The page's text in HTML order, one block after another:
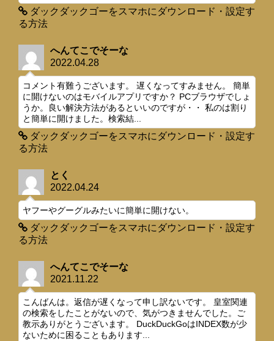
ダックダックゴーをスマホにダウンロード・設定す
る方法
へんてこでそーな
2022.04.28
コメント有難うございます。 遅くなってすみません。 簡単
に開けないのはモバイルアプリですか？ PCブラウザでしょ
うか。良い解決方法があるといいのですが・・ 私のは割り
と簡単に開けました。検索結...
ダックダックゴーをスマホにダウンロード・設定す
る方法
とく
2022.04.24
ヤフーやグーグルみたいに簡単に開けない。
ダックダックゴーをスマホにダウンロード・設定す
る方法
へんてこでそーな
2021.11.22
こんばんは。返信が遅くなって申し訳ないです。 皇室関連
の検索をしたことがないので、気がつきませんでした。ご
教示ありがとうございます。 DuckDuckGoはINDEX数が少
ないために困ることもあります...